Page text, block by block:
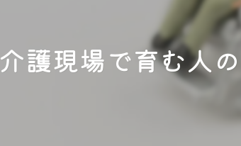
介護現場で育む人